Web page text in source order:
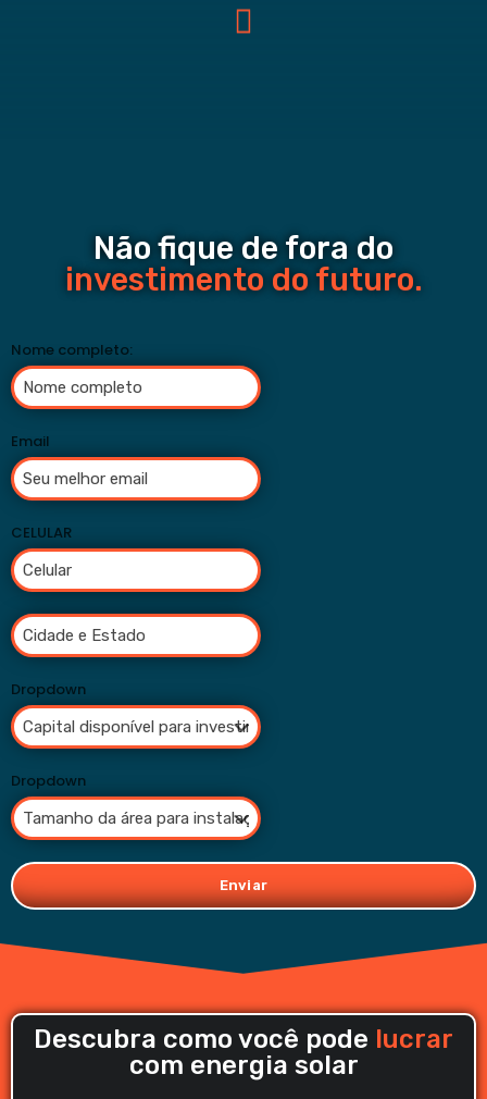
Não fique de fora do
investimento do futuro.
Nome completo:
Email
CELULAR
Dropdown
Dropdown
Enviar
Descubra como você pode lucrar
com energia solar